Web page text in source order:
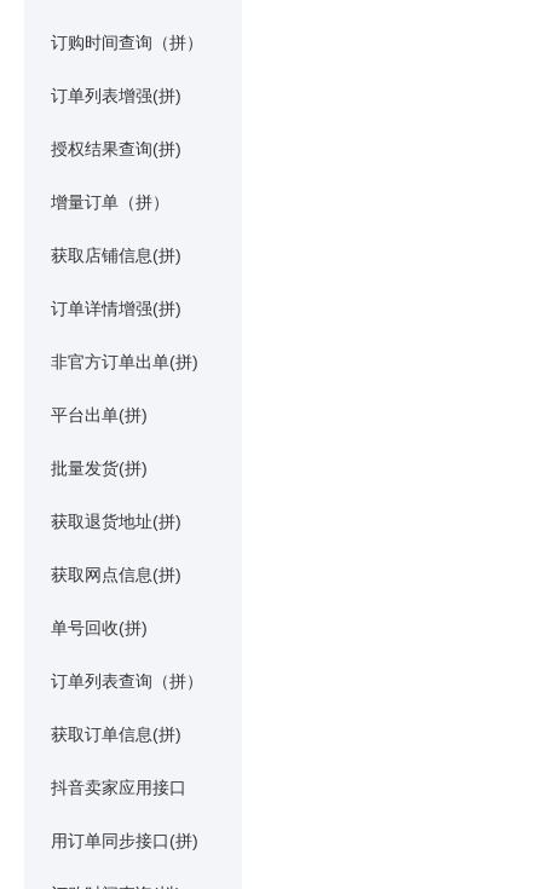
订购时间查询（拼）
订单列表增强(拼)
授权结果查询(拼)
增量订单（拼）
获取店铺信息(拼)
订单详情增强(拼)
非官方订单出单(拼)
平台出单(拼)
批量发货(拼)
获取退货地址(拼)
获取网点信息(拼)
单号回收(拼)
订单列表查询（拼）
获取订单信息(拼)
抖音卖家应用接口
用订单同步接口(拼)